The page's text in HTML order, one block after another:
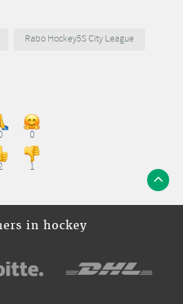
Rabo Hockey5S City League
0
1
in hockey